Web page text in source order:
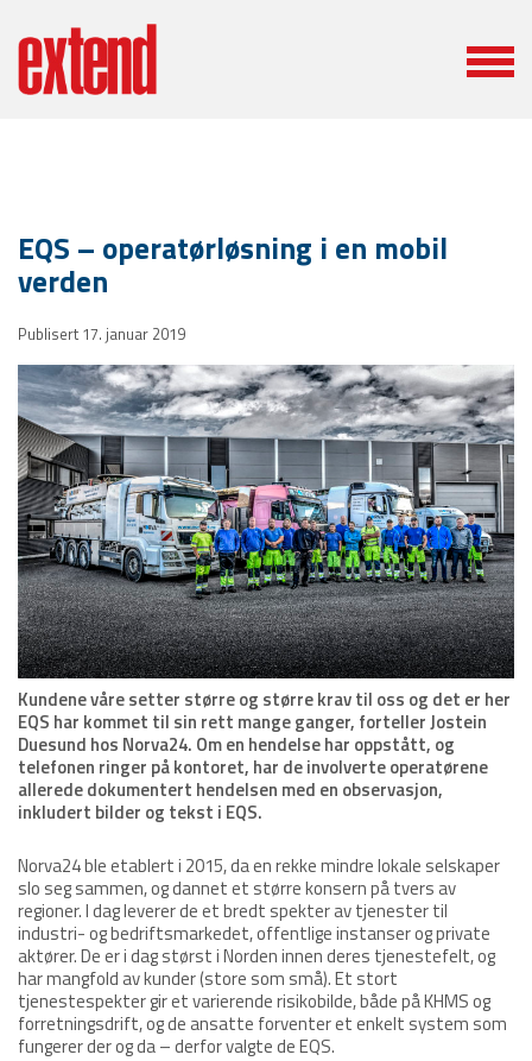
EQS – operatørløsning i en mobil
verden
Publisert 17. januar 2019
Kundene våre setter større og større krav til oss og det er her
EQS har kommet til sin rett mange ganger, forteller Jostein
Duesund hos Norva24. Om en hendelse har oppstått, og
telefonen ringer på kontoret, har de involverte operatørene
allerede dokumentert hendelsen med en observasjon,
inkludert bilder og tekst i EQS.
Norva24 ble etablert i 2015, da en rekke mindre lokale selskaper
slo seg sammen, og dannet et større konsern på tvers av
regioner. I dag leverer de et bredt spekter av tjenester til
industri- og bedriftsmarkedet, offentlige instanser og private
aktører. De er i dag størst i Norden innen deres tjenestefelt, og
har mangfold av kunder (store som små). Et stort
tjenestespekter gir et varierende risikobilde, både på KHMS og
forretningsdrift, og de ansatte forventer et enkelt system som
fungerer der og da – derfor valgte de EQS.